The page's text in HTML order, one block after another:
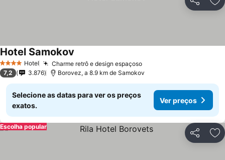
Partilhar
4 EstrelasHotel Charme retrô e design espaçoso
Hotel Samokov
7,2 3.876 Borovez, a 8.9 km de Samokov
Selecione as datas para ver os preços
exatos.
Ver preços
Partilhar
Escolha popular